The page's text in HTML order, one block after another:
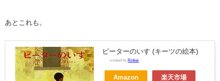
あとこれも。
ピーターのいす (キーツの絵本)
created by Rinker
Amazon 楽天市場